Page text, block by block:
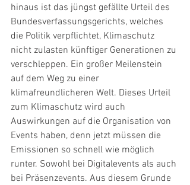
hinaus ist das jüngst gefällte Urteil des
Bundesverfassungsgerichts, welches
die Politik verpflichtet, Klimaschutz
nicht zulasten künftiger Generationen zu
verschleppen. Ein großer Meilenstein
auf dem Weg zu einer
klimafreundlicheren Welt. Dieses Urteil
zum Klimaschutz wird auch
Auswirkungen auf die Organisation von
Events haben, denn jetzt müssen die
Emissionen so schnell wie möglich
runter. Sowohl bei Digitalevents als auch
bei Präsenzevents. Aus diesem Grunde